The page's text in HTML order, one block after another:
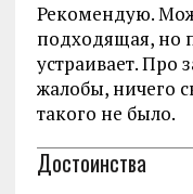
Рекомендую.
подходящая, но
устраивает. Про
жалобы, ничего
такого не было.
Достоинства